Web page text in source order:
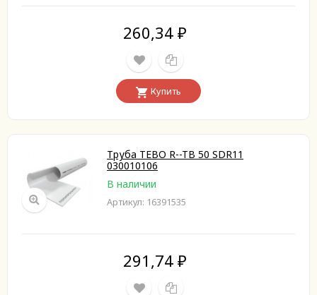
260,34 ₽
Купить
Труба TEBO R--TB 50 SDR11
030010106
В наличии
Артикул: 16391535
291,74 ₽